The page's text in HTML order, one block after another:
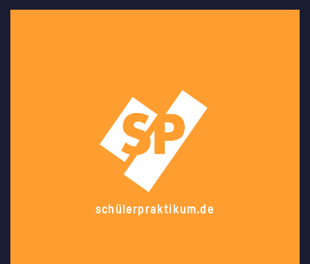
schülerpraktikum.de